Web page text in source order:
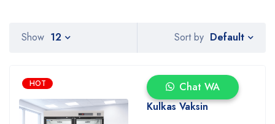
Sort by Default
Show 12
HOT
Chat WA
Kulkas Vaksin